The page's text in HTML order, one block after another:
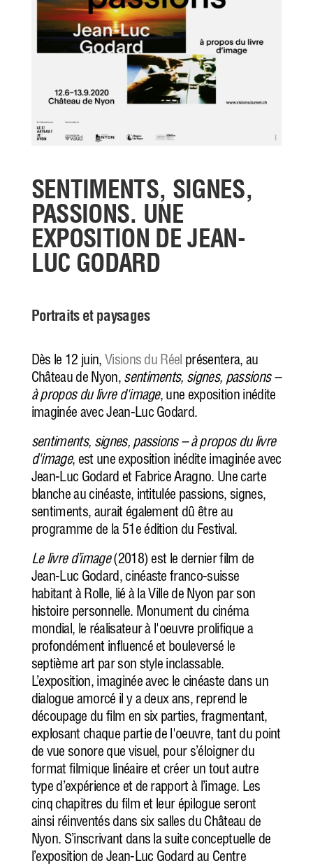
SENTIMENTS, SIGNES,
PASSIONS. UNE
EXPOSITION DE JEAN-
LUC GODARD
Portraits et paysages
Dès le 12 juin, Visions du Réel présentera, au
Château de Nyon, sentiments, signes, passions –
à propos du livre d'image, une exposition inédite
imaginée avec Jean-Luc Godard.
sentiments, signes, passions – à propos du livre
d'image, est une exposition inédite imaginée avec
Jean-Luc Godard et Fabrice Aragno. Une carte
blanche au cinéaste, intitulée passions, signes,
sentiments, aurait également dû être au
programme de la 51e édition du Festival.
Le livre d’image(2018) est le dernier film de
Jean-Luc Godard, cinéaste franco-suisse
habitant à Rolle, lié à la Ville de Nyon par son
histoire personnelle. Monument du cinéma
mondial, le réalisateur à l'oeuvre prolifique a
profondément influencé et bouleversé le
septième art par son style inclassable.
L’exposition, imaginée avec le cinéaste dans un
dialogue amorcé il y a deux ans, reprend le
découpage du film en six parties, fragmentant,
explosant chaque partie de l'oeuvre, tant du point
de vue sonore que visuel, pour s’éloigner du
format filmique linéaire et créer un tout autre
type d’expérience et de rapport à l’image. Les
cinq chapitres du film et leur épilogue seront
ainsi réinventés dans six salles du Château de
Nyon. S’inscrivant dans la suite conceptuelle de
l’exposition de Jean-Luc Godard au Centre